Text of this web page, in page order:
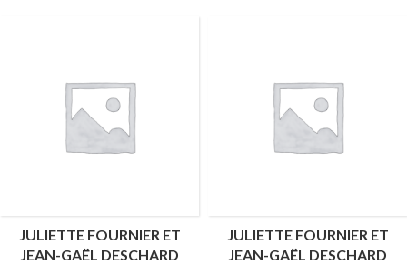
JULIETTE FOURNIER ET
JEAN-GAËL DESCHARD
JULIETTE FOURNIER ET
JEAN-GAËL DESCHARD